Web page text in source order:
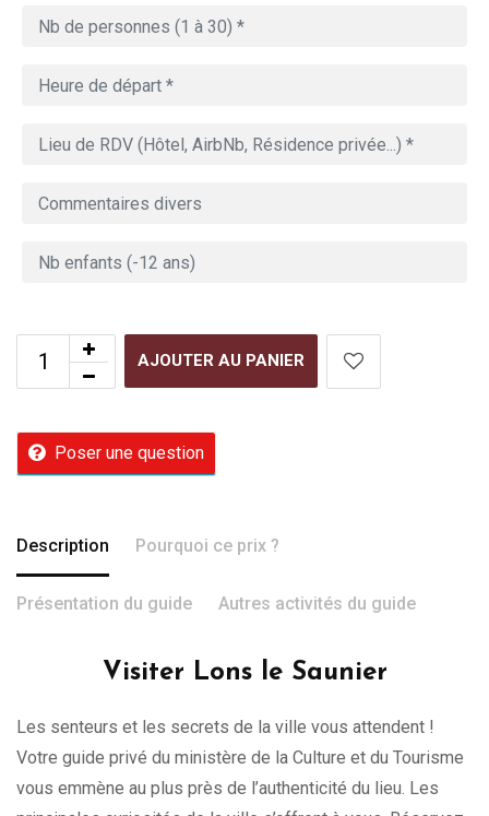
AJOUTER AU PANIER
Poser une question
Description Pourquoi ce prix ?
Présentation du guide Autres activités du guide
Visiter Lons le Saunier
Les senteurs et les secrets de la ville vous attendent !
Votre guide privé du ministère de la Culture et du Tourisme
vous emmène au plus près de l’authenticité du lieu. Les